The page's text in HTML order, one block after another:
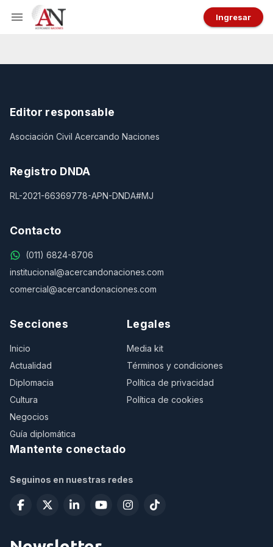
Ingresar
Editor responsable
Asociación Civil Acercando Naciones
Registro DNDA
RL-2021-66369778-APN-DNDA#MJ
Contacto
(011) 6824-8706
institucional@acercandonaciones.com
comercial@acercandonaciones.com
Secciones
Inicio
Actualidad
Diplomacia
Cultura
Negocios
Guía diplomática
Legales
Media kit
Términos y condiciones
Política de privacidad
Política de cookies
Mantente conectado
Seguinos en nuestras redes